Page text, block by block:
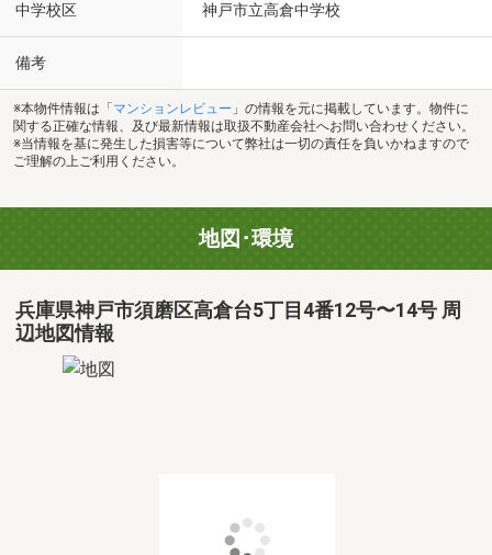
中学校区 神戸市立高倉中学校
備考
※本物件情報は「 マンションレビュー 」の情報を元に掲載しています。物件に
関する正確な情報、及び最新情報は取扱不動産会社へお問い合わせください。
※当情報を基に発生した損害等について弊社は一切の責任を負いかねますので
ご理解の上ご利用ください。
地図･環境
兵庫県神戸市須磨区高倉台5丁目4番12号〜14号 周
辺地図情報